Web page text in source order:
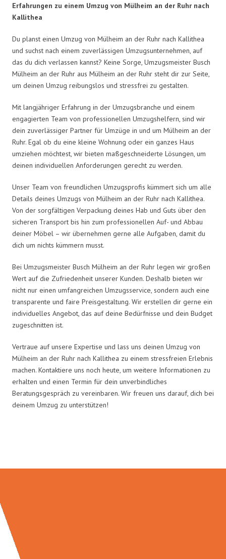
Erfahrungen zu einem Umzug von Mülheim an der Ruhr nach
Kallithea
Du planst einen Umzug von Mülheim an der Ruhr nach Kallithea
und suchst nach einem zuverlässigen Umzugsunternehmen, auf
das du dich verlassen kannst? Keine Sorge, Umzugsmeister Busch
Mülheim an der Ruhr aus Mülheim an der Ruhr steht dir zur Seite,
um deinen Umzug reibungslos und stressfrei zu gestalten.
Mit langjähriger Erfahrung in der Umzugsbranche und einem
engagierten Team von professionellen Umzugshelfern, sind wir
dein zuverlässiger Partner für Umzüge in und um Mülheim an der
Ruhr. Egal ob du eine kleine Wohnung oder ein ganzes Haus
umziehen möchtest, wir bieten maßgeschneiderte Lösungen, um
deinen individuellen Anforderungen gerecht zu werden.
Unser Team von freundlichen Umzugsprofis kümmert sich um alle
Details deines Umzugs von Mülheim an der Ruhr nach Kallithea.
Von der sorgfältigen Verpackung deines Hab und Guts über den
sicheren Transport bis hin zum professionellen Auf- und Abbau
deiner Möbel – wir übernehmen gerne alle Aufgaben, damit du
dich um nichts kümmern musst.
Bei Umzugsmeister Busch Mülheim an der Ruhr legen wir großen
Wert auf die Zufriedenheit unserer Kunden. Deshalb bieten wir
nicht nur einen umfangreichen Umzugsservice, sondern auch eine
transparente und faire Preisgestaltung. Wir erstellen dir gerne ein
individuelles Angebot, das auf deine Bedürfnisse und dein Budget
zugeschnitten ist.
Vertraue auf unsere Expertise und lass uns deinen Umzug von
Mülheim an der Ruhr nach Kallithea zu einem stressfreien Erlebnis
machen. Kontaktiere uns noch heute, um weitere Informationen zu
erhalten und einen Termin für dein unverbindliches
Beratungsgespräch zu vereinbaren. Wir freuen uns darauf, dich bei
deinem Umzug zu unterstützen!